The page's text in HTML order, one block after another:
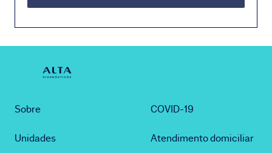
Sobre
Unidades
COVID-19
Atendimento domiciliar